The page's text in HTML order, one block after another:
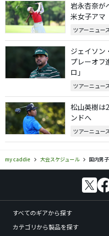
岩永杏奈が
米女子アマ
ツアーニュー
ジェイソン
プレーオフ
ロ」
ツアーニュー
松山英樹は
ンドへ
ツアーニュー
my caddie 大会スケジュール 国内男子ツ
すべてのギアから探す
カテゴリから製品を探す